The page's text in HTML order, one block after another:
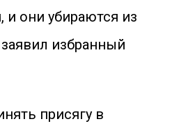
и они убираются из
избранный
присягу в